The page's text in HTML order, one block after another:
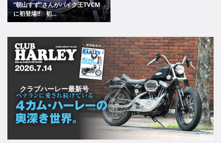
“朝山すず”さんがバイク王TVCM
に初登場!! 初...
クラブハーレー最新号